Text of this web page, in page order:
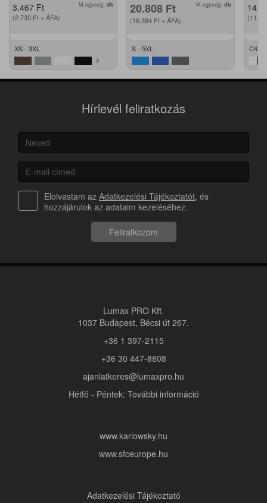
3.467 Ft
(2.730 Ft + ÁFA)
M.egység: db
XS - 3XL
20.808 Ft
(16.384 Ft + ÁFA)
M.egység: db
S - 5XL C42 -
Hírlevél feliratkozás
Elolvastam az Adatkezelési Tájékoztatót, és
hozzájárulok az adataim kezeléséhez.
Feliratkozom
Lumax PRO Kft.
1037 Budapest, Bécsi út 267.
+36 1 397-2115
+36 30 447-8808
ajanlatkeres@lumaxpro.hu
Hétfő - Péntek: További információ
www.karlowsky.hu
www.sfceurope.hu
Adatkezelési Tájékoztató